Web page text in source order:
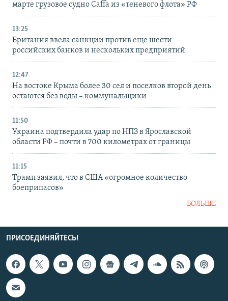
марте грузовое судно Caffa из «теневого флота» РФ
13:25
Британия ввела санкции против еще шести
российских банков и нескольких предприятий
12:47
На востоке Крыма более 30 сел и поселков второй день
остаются без воды – коммунальщики
11:50
Украина подтвердила удар по НПЗ в Ярославской
области РФ – почти в 700 километрах от границы
11:15
Трамп заявил, что в США «огромное количество
боеприпасов»
БОЛЬШЕ
ПРИСОЕДИНЯЙТЕСЬ!